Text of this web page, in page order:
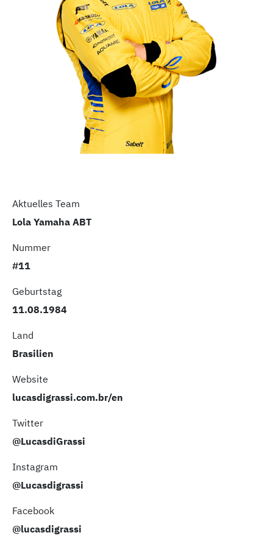
Aktuelles Team
Lola Yamaha ABT
Nummer
#11
Geburtstag
11.08.1984
Land
Brasilien
Website
lucasdigrassi.com.br/en
Twitter
@LucasdiGrassi
Instagram
@Lucasdigrassi
Facebook
@lucasdigrassi